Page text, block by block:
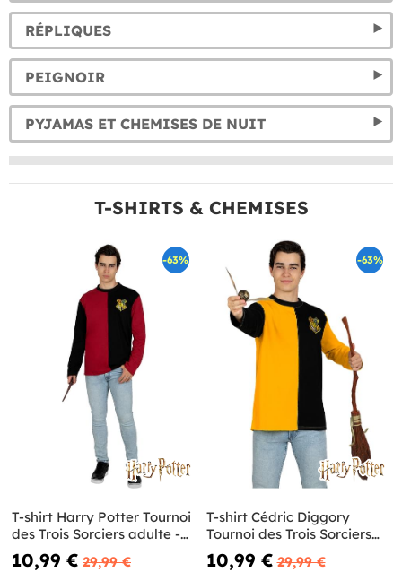
RÉPLIQUES
PEIGNOIR
PYJAMAS ET CHEMISES DE NUIT
T-SHIRTS & CHEMISES
-63%
T-shirt Harry Potter Tournoi
des Trois Sorciers adulte -
Harry Potter
10,99 € 29,99 €
-63%
T-shirt Cédric Diggory
Tournoi des Trois Sorciers
adulte -Harry Potter
10,99 € 29,99 €